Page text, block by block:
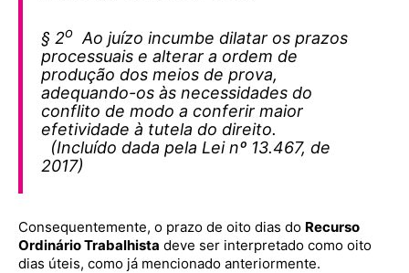
§ 2o Ao juízo incumbe dilatar os prazos
processuais e alterar a ordem de
produção dos meios de prova,
adequando-os às necessidades do
conflito de modo a conferir maior
efetividade à tutela do direito.
(Incluído dada pela Lei nº 13.467, de
2017)
Consequentemente, o prazo de oito dias do Recurso
Ordinário Trabalhista deve ser interpretado como oito
dias úteis, como já mencionado anteriormente.